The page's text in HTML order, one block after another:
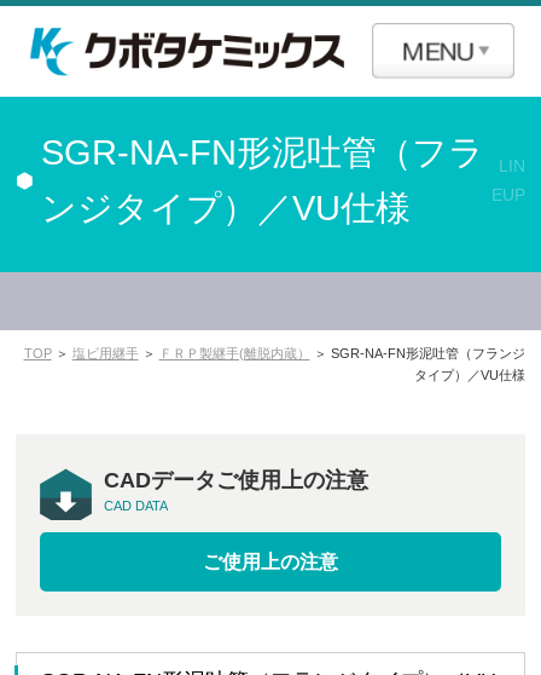
SGR-NA-FN形泥吐管（フラ
ンジタイプ）／VU仕様
LIN
EUP
TOP＞ 塩ビ用継手＞ ＦＲＰ製継手(離脱内蔵）
＞ SGR-NA-FN形泥吐管（フランジ
タイプ）／VU仕様
CADデータご使用上の注意
CAD DATA
ご使用上の注意